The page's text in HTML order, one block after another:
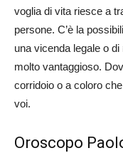
voglia di vita riesce a
persone. C’è la
una vicenda legale o
molto vantaggioso.
corridoio o a coloro
voi.
Oroscopo